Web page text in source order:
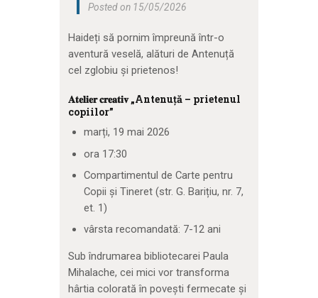
Posted on 15/05/2026
Haideți să pornim împreună într-o
aventură veselă, alături de Antenuță
cel zglobiu și prietenos!
𝐀𝐭𝐞𝐥𝐢𝐞𝐫 𝐜𝐫𝐞𝐚𝐭𝐢𝐯 „Antenuță – prietenul
copiilor”
marți, 19 mai 2026
ora 17:30
Compartimentul de Carte pentru
Copii și Tineret (str. G. Barițiu, nr. 7,
et. 1)
vârsta recomandată: 7-12 ani
Sub îndrumarea bibliotecarei Paula
Mihalache, cei mici vor transforma
hârtia colorată în povești fermecate și